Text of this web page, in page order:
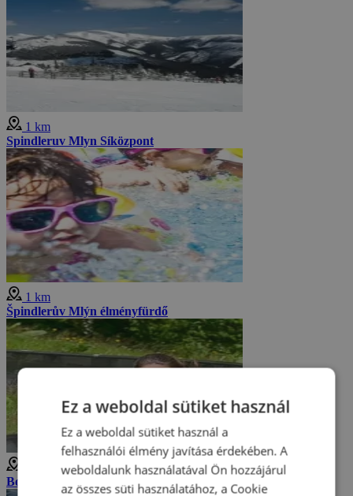
1 km
Spindleruv Mlyn Síközpont
1 km
Špindlerův Mlýn élményfürdő
Bobpálya- Špindlerův Mlýn
Ez a weboldal sütiket használ
Ez a weboldal sütiket használ a
felhasználói élmény javítása érdekében. A
weboldalunk használatával Ön hozzájárul
az összes süti használatához, a Cookie